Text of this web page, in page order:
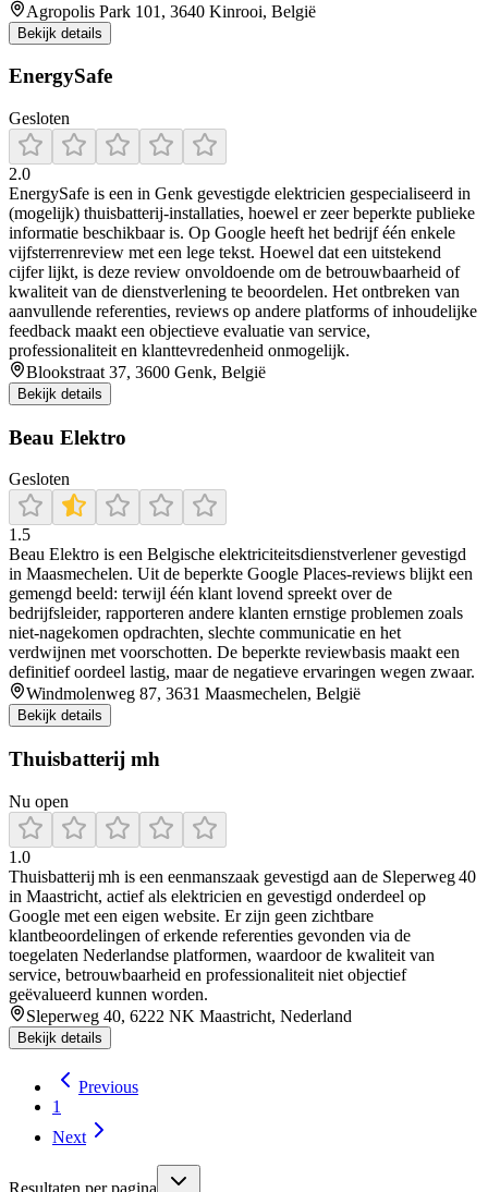
Agropolis Park 101, 3640 Kinrooi, België
Bekijk details
EnergySafe
Gesloten
2.0
EnergySafe is een in Genk gevestigde elektricien gespecialiseerd in
(mogelijk) thuisbatterij-installaties, hoewel er zeer beperkte publieke
informatie beschikbaar is. Op Google heeft het bedrijf één enkele
vijfsterrenreview met een lege tekst. Hoewel dat een uitstekend
cijfer lijkt, is deze review onvoldoende om de betrouwbaarheid of
kwaliteit van de dienstverlening te beoordelen. Het ontbreken van
aanvullende referenties, reviews op andere platforms of inhoudelijke
feedback maakt een objectieve evaluatie van service,
professionaliteit en klanttevredenheid onmogelijk.
Blookstraat 37, 3600 Genk, België
Bekijk details
Beau Elektro
Gesloten
1.5
Beau Elektro is een Belgische elektriciteitsdienstverlener gevestigd
in Maasmechelen. Uit de beperkte Google Places-reviews blijkt een
gemengd beeld: terwijl één klant lovend spreekt over de
bedrijfsleider, rapporteren andere klanten ernstige problemen zoals
niet-nagekomen opdrachten, slechte communicatie en het
verdwijnen met voorschotten. De beperkte reviewbasis maakt een
definitief oordeel lastig, maar de negatieve ervaringen wegen zwaar.
Windmolenweg 87, 3631 Maasmechelen, België
Bekijk details
Thuisbatterij mh
Nu open
1.0
Thuisbatterij mh is een eenmanszaak gevestigd aan de Sleperweg 40
in Maastricht, actief als elektricien en gevestigd onderdeel op
Google met een eigen website. Er zijn geen zichtbare
klantbeoordelingen of erkende referenties gevonden via de
toegelaten Nederlandse platformen, waardoor de kwaliteit van
service, betrouwbaarheid en professionaliteit niet objectief
geëvalueerd kunnen worden.
Sleperweg 40, 6222 NK Maastricht, Nederland
Bekijk details
Previous
1
Next
Resultaten per pagina